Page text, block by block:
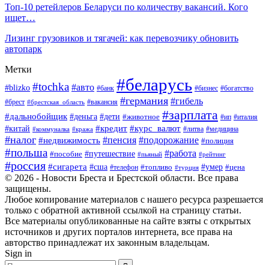
Топ-10 ретейлеров Беларуси по количеству вакансий. Кого
ищет…
Лизинг грузовиков и тягачей: как перевозчику обновить
автопарк
Метки
#blizko #tochka #авто #банк #беларусь #бизнес #богатство
#брест #брестская_область #вакансия #германия #гибель
#дальнобойщик #деньга #дети #животное #зарплата #ип #италия
#китай #коммуналка #кража #кредит #курс_валют #литва #медицина
#налог #недвижимость #пенсия #подорожание #полиция
#польша #пособие #путешествие #пьяный #работа #рейтинг
#россия #сигарета #сша #телефон #топливо #турция #умер #цена
© 2026 - Новости Бреста и Брестской области. Все права
защищены.
Любое копирование материалов с нашего ресурса разрешается
только с обратной активной ссылкой на страницу статьи.
Все материалы опубликованные на сайте взяты с открытых
источников и других порталов интернета, все права на
авторство принадлежат их законным владельцам.
Sign in